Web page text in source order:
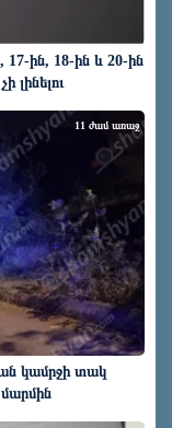
17-ին, 18-ին և 20-ին
լինելու
կամրջի տակ
11 ժամ առաջ